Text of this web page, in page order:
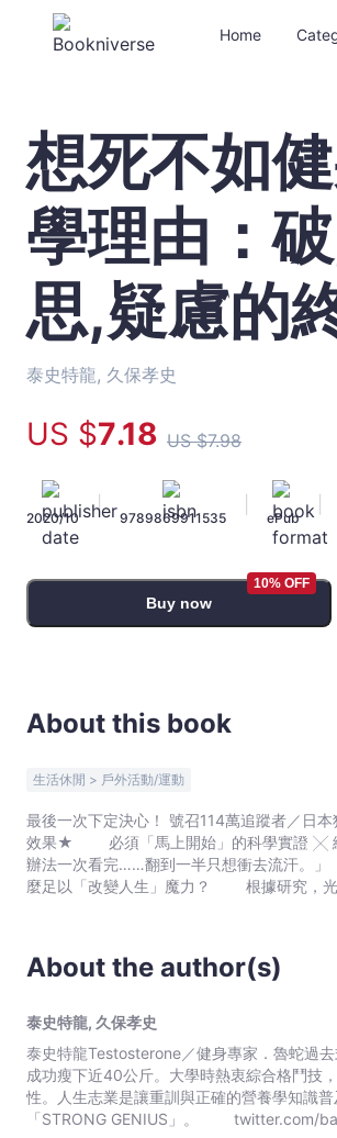
Home
想
死
不
如
健
身！
改
變
生
超
學
理
由：
除
練
思,
慮
的
終
力
手
-
泰
史
特
想死不如
學理由：
思,疑慮的
泰史特龍, 久保孝史
US $7.18 US $7.98
2020/10
|
9789869911535 ePub
Buy now
10% OFF
About this book
生活休閒 > 戶外活動/運動
最後一次下定決心！ 號召114萬追蹤者／日
效果★ 必須「馬上開始」的科學實證 ╳ 絕處逢生的6個漫畫實錄 「幸好加入健身房之前，我就看了這本書。」 「沒
辦法一次看完……翻到一半只想衝去流汗。」 「身
麼足以「改變人生」魔力？ 根據研究，光
►健身是最強保險，能降低所有疾病的
做！歐巴馬每週運動6天，因為肌肉讓腦袋更有效率 打造線條．心理健康．抗老化．高效工作力．預防受
改變。 本書將幫助你找到信念（肌肉）,跨出
他們也成功了！用肌肉改變人生的實
弱的棒球選手 ◎罹患厭食症的地下偶像 ◎
很煩？就靠健身反擊！ 正確來說，應該是
About the author(s)
泰史特龍, 久保孝史
泰史特龍Testosterone／健身專家．魯蛇過去式 1988年生，學生時期是個重達110公斤的胖子，在美國留學期間接觸
成功瘦下近40公斤。大學時熱衷綜合格鬥技
性。人生志業是讓重訓與正確的營養學知識
「STRONG GENIUS」。 twitter.com/badassceo 久保孝史／運動科學研究者．日本國家代表隊體能教練 目前在早稻田